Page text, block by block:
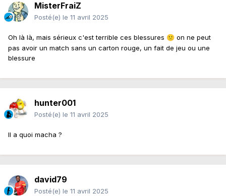
MisterFraiZ
Posté(e) le 11 avril 2025
Oh là là, mais sérieux c'est terrible ces blessures 🙁 on ne peut
pas avoir un match sans un carton rouge, un fait de jeu ou une
blessure
hunter001
Posté(e) le 11 avril 2025
Il a quoi macha ?
david79
Posté(e) le 11 avril 2025